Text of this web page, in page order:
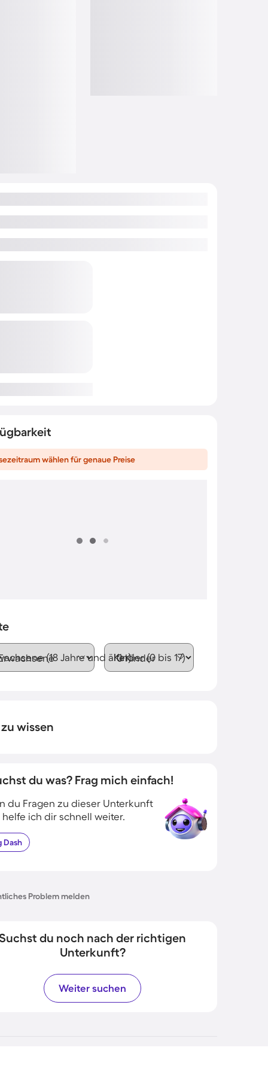
wählen für genaue Preise
(18 Jahre und älter)Kinder (0 bis 17)
wissen
du was? Frag mich einfach!
du Fragen zu dieser Unterkunft
helfe ich dir schnell weiter.
Dash
Problem melden
du noch nach der richtigen
Unterkunft?
Weiter suchen